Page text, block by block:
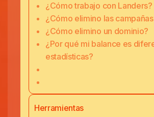
¿Cómo trabajo con Landers?
¿Cómo elimino las
¿Cómo elimino un dominio?
¿Por qué mi balance es
estadísticas?
Herramientas